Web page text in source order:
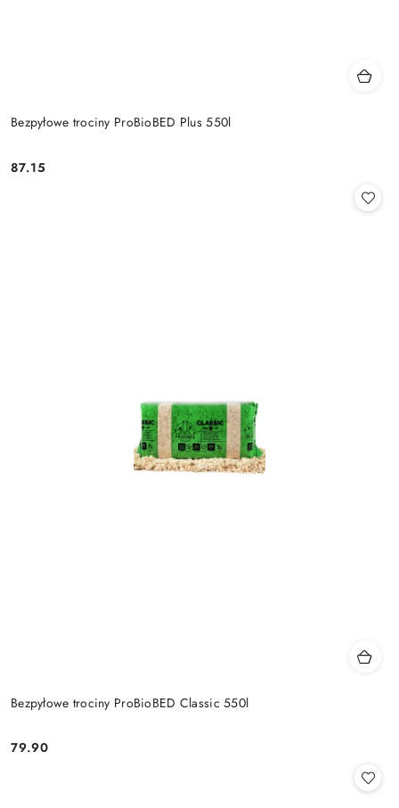
Bezpyłowe trociny ProBioBED Plus 550l
Cena:
87.15
Bezpyłowe trociny ProBioBED Classic 550l
Cena:
79.90